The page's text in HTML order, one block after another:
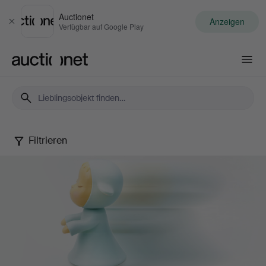
Schließen
Auctionet
Verfügbar auf Google Play Anzeigen
Contemporary
Photography
Filtrieren